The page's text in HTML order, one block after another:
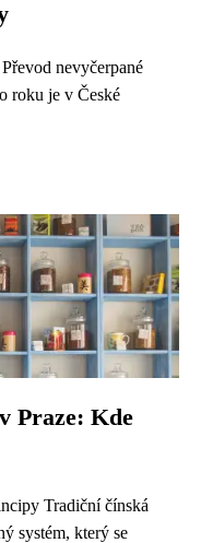
nevyčerpané
roku je v České
Praze: Kde
Tradiční čínská
systém, který se